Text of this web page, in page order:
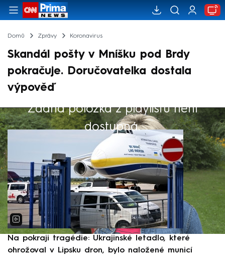
Domů Zprávy Koronavirus
Skandál pošty v Mníšku pod Brdy
pokračuje. Doručovatelka dostala
výpověď
Žádná položka z playlistu není
dostupná.
Výběr redakce
Na pokraji tragédie: Ukrajinské letadlo, které
ohrožoval v Lipsku dron, bylo naložené municí